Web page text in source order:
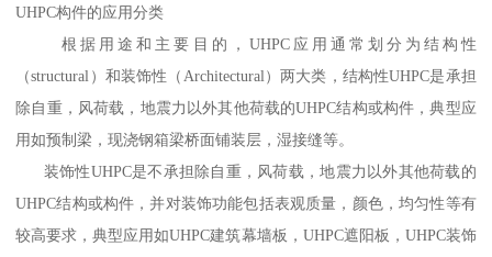
UHPC构件的应用分类
根据用途和主要目的，UHPC应用通常划分为结构性
（structural）和装饰性（Architectural）两大类，结构性UHPC是承担
除自重，风荷载，地震力以外其他荷载的UHPC结构或构件，典型应
用如预制梁，现浇钢箱梁桥面铺装层，湿接缝等。
装饰性UHPC是不承担除自重，风荷载，地震力以外其他荷载的
UHPC结构或构件，并对装饰功能包括表观质量，颜色，均匀性等有
较高要求，典型应用如UHPC建筑幕墙板，UHPC遮阳板，UHPC装饰